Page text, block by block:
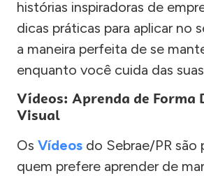
histórias inspiradoras de
dicas práticas para aplicar no
a maneira perfeita de se
enquanto você cuida das
Vídeos: Aprenda de Forma
Visual
Os Vídeos do Sebrae/PR são
quem prefere aprender de